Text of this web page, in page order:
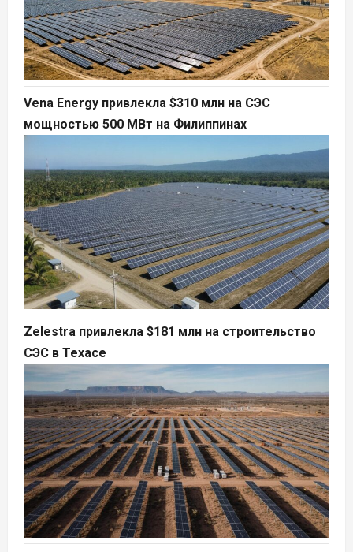
Vena Energy привлекла $310 млн на СЭС
мощностью 500 МВт на Филиппинах
Zelestra привлекла $181 млн на строительство
СЭС в Техасе